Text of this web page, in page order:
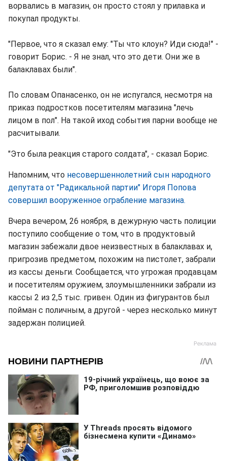
ворвались в магазин, он просто стоял у прилавка и
покупал продукты.
"Первое, что я сказал ему: "Ты что клоун? Иди сюда!" -
говорит Борис. - Я не знал, что это дети. Они же в
балаклавах были".
По словам Опанасенко, он не испугался, несмотря на
приказ подростков посетителям магазина "лечь
лицом в пол". На такой иход события парни вообще не
расчитывали.
"Это была реакция старого солдата", - сказал Борис.
Напомним, что несовершеннолетний сын народного
депутата от "Радикальной партии" Игоря Попова
совершил вооруженное ограбление магазина.
Вчера вечером, 26 ноября, в дежурную часть полиции
поступило сообщение о том, что в продуктовый
магазин забежали двое неизвестных в балаклавах и,
пригрозив предметом, похожим на пистолет, забрали
из кассы деньги. Сообщается, что угрожая продавцам
и посетителям оружием, злоумышленники забрали из
кассы 2 из 2,5 тыс. гривен. Один из фигурантов был
пойман с поличным, а другой - через несколько минут
задержан полицией.